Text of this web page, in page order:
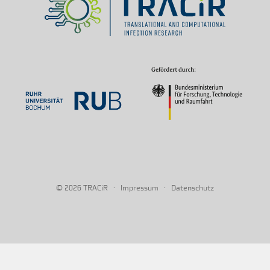
© 2026 TRACiR · Impressum · Datenschutz